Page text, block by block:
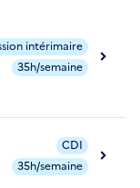
intérimaire
35h/semaine
CDI
35h/semaine